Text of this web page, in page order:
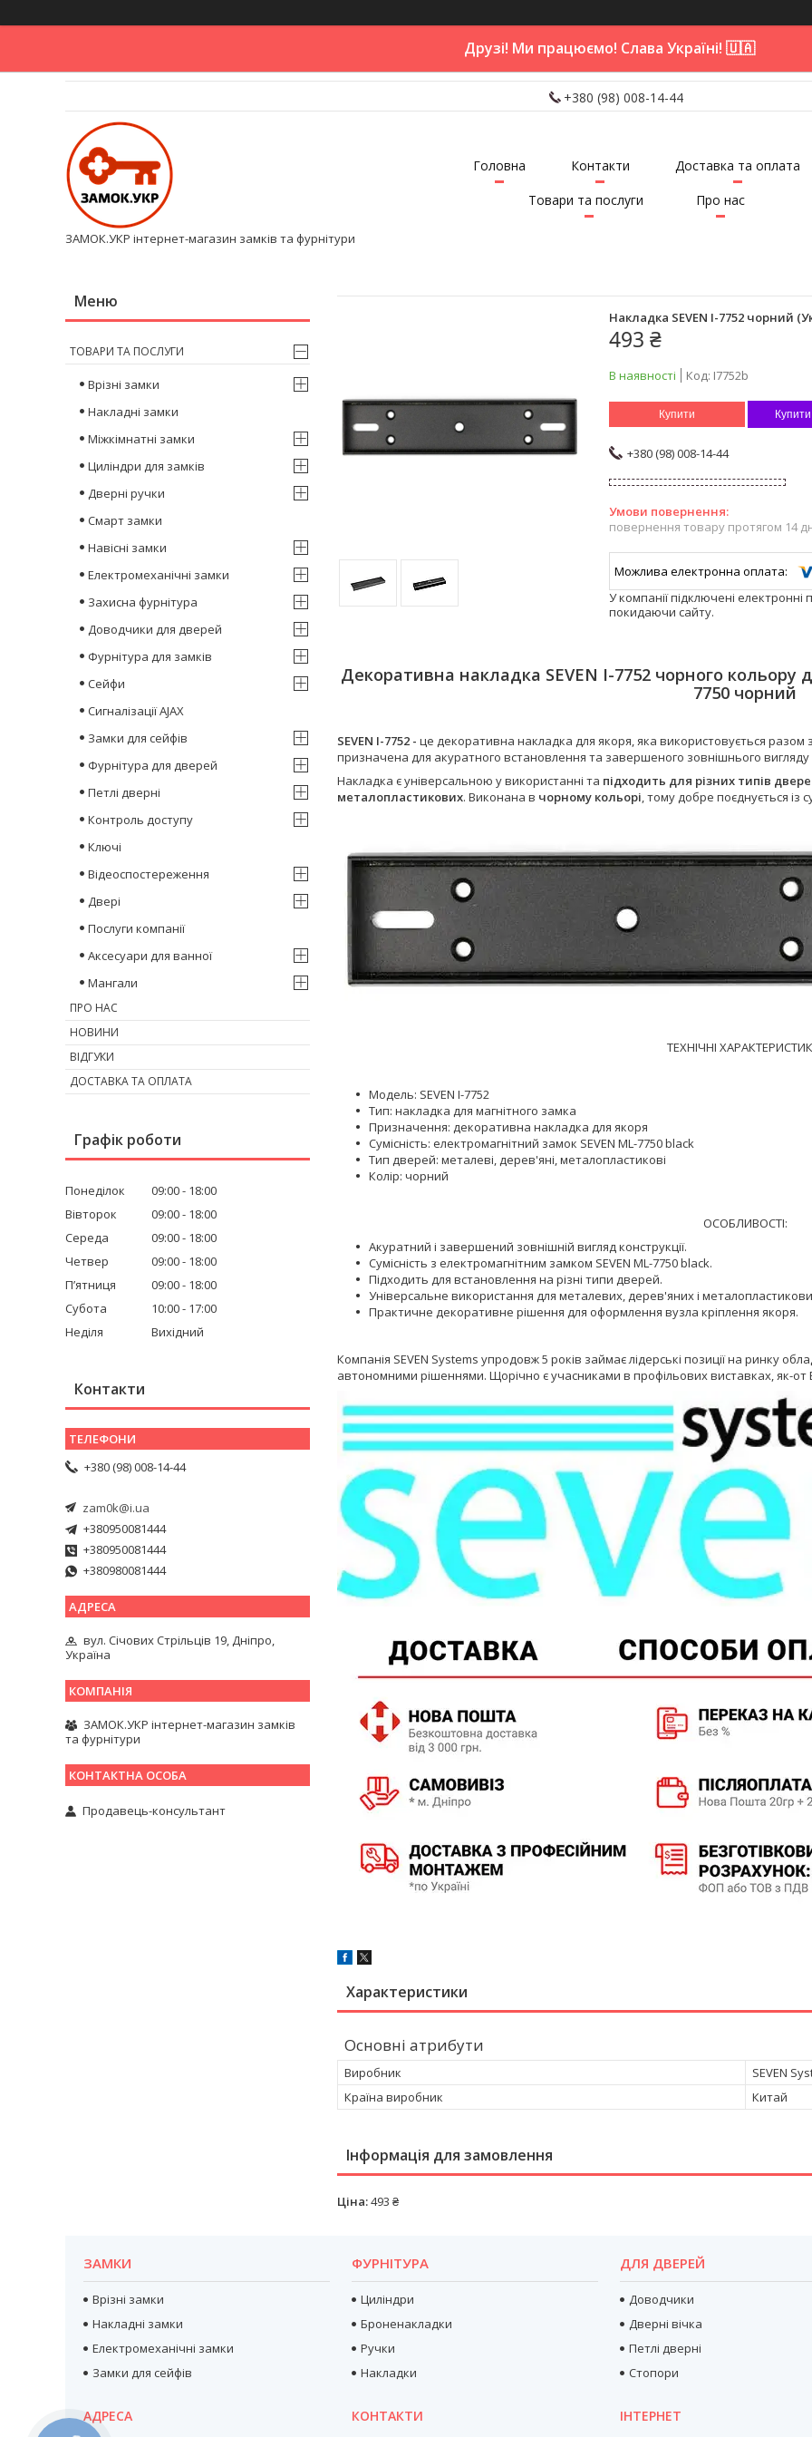
Друзі! Ми працюємо! Слава Україні! 🇺🇦
+380 (98) 008-14-44
ЗАМОК.УКР інтернет-магазин замків та фурнітури
Головна Контакти
Доставка та оплата
Товари та послуги
Про нас
Накладка SEVEN I-7752 чорний
493 ₴
В наявності Код: I7752b
Купити
+380 (98) 008-14-44
повернення товару протягом 14
У компанії підключені
покидаючи сайту.
Декоративна накладка SEVEN I-7752 чорного кольору
7750 чорний
SEVEN I-7752 - це декоративна накладка для якоря, яка використовується разом
призначена для акуратного встановлення та завершеного зовнішнього вигляду
Накладка є універсальною у використанні та підходить для різних типів
металопластикових. Виконана в чорному кольорі , тому добре поєднується
ТЕХНІЧНІ
Модель: SEVEN I-7752
Тип: накладка для магнітного замка
Призначення: декоративна накладка для якоря
Сумісність: електромагнітний замок SEVEN ML-7750 black
Тип дверей: металеві, дерев'яні, металопластикові
Колір: чорний
ОСОБЛИВОСТІ:
Акуратний і завершений зовнішній вигляд конструкції.
Сумісність з електромагнітним замком SEVEN ML-7750 black.
Підходить для встановлення на різні типи дверей.
Універсальне використання для металевих, дерев'яних і
Практичне декоративне рішення для оформлення вузла кріплення якоря.
Компанія SEVEN Systems упродовж 5 років займає лідерські позиції на ринку
автономними рішеннями. Щорічно є учасниками в профільових виставках, як-
Характеристики
Основні атрибути
Виробник
SEVEN
Країна виробник
Китай
Інформація для замовлення
Ціна:493 ₴
ТОВАРИ ТА ПОСЛУГИ
Врізні замки
Накладні замки
Міжкімнатні замки
Циліндри для замків
Дверні ручки
Смарт замки
Навісні замки
Електромеханічні замки
Захисна фурнітура
Доводчики для дверей
Фурнітура для замків
Сейфи
Сигналізації AJAX
Замки для сейфів
Фурнітура для дверей
Петлі дверні
Контроль доступу
Ключі
Відеоспостереження
Двері
Послуги компанії
Аксесуари для ванної
Мангали
ПРО НАС
НОВИНИ
ВІДГУКИ
ДОСТАВКА ТА ОПЛАТА
Графік роботи
Понеділок 09:00
18:00
Вівторок
09:00
18:00
Середа
09:00
18:00
Четвер
09:00
18:00
Пʼятниця
09:00
18:00
Субота
10:00
17:00
Неділя
Вихідний
Контакти
+380 (98) 008-14-44
zam0k@i.ua
+380950081444
+380950081444
+380980081444
вул. Січових Стрільців 19, Дніпро,
Україна
ЗАМОК.УКР інтернет-магазин замків
та фурнітури
Продавець-консультант
ЗАМКИ
Врізні замки
Накладні замки
Електромеханічні замки
Замки для сейфів
ФУРНІТУРА
Циліндри
Броненакладки
Ручки
Накладки
ДЛЯ ДВЕРЕЙ
Доводчики
Дверні вічка
Петлі дверні
Стопори